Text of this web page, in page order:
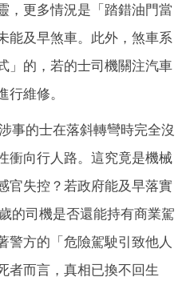
，更多情況是「踏錯油門當
能及早煞車。此外，煞車系
」的，若的士司機關注汽車
維修。
事的士在落斜轉彎時完全沒
衝向行人路。這究竟是機械
官失控？若政府能及早落實
的司機是否還能持有商業駕
警方的「危險駕駛引致他人
者而言，真相已換不回生